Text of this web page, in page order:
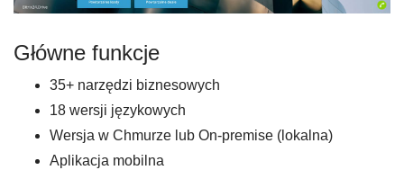
Główne funkcje
35+ narzędzi biznesowych
18 wersji językowych
Wersja w Chmurze lub On-premise (lokalna)
Aplikacja mobilna